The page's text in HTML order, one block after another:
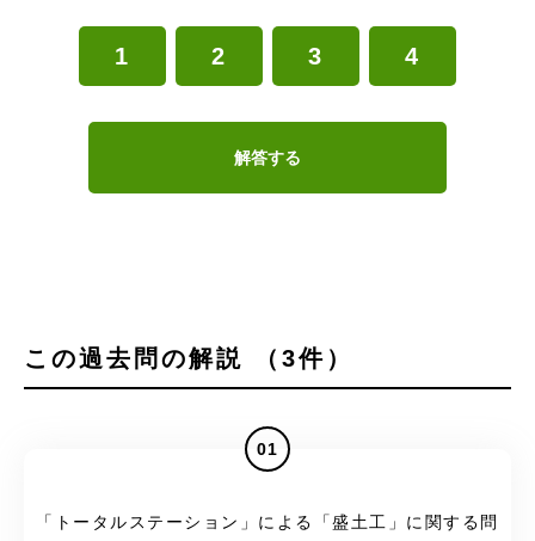
1 2 3 4
解答する
この過去問の解説 （3件）
01
「トータルステーション」による「盛土工」に関する問